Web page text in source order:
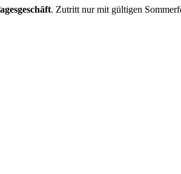
. Zutritt nur mit gültigen